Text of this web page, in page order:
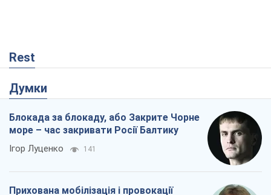
Rest
Думки
Блокада за блокаду, або Закрите Чорне
море – час закривати Росії Балтику
Ігор Луценко 141
Прихована мобілізація і провокації